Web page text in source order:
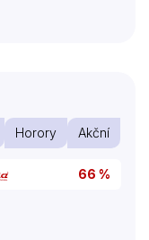
Horory Akční
66 %